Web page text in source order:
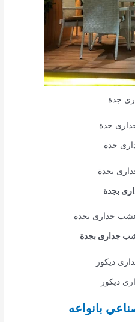
جدة
جدة
بجدة
جدارى بجدة
ديكور
بانواعه